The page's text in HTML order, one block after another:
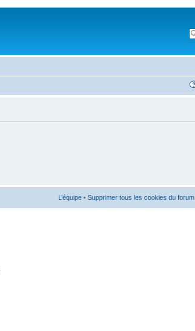
L’équipe • Supprimer tous les cookies du forum